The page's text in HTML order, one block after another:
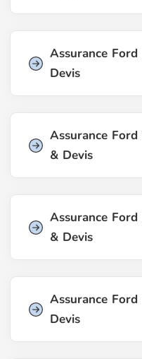
Assurance
Devis
Assurance
& Devis
Assurance
& Devis
Assurance
Devis